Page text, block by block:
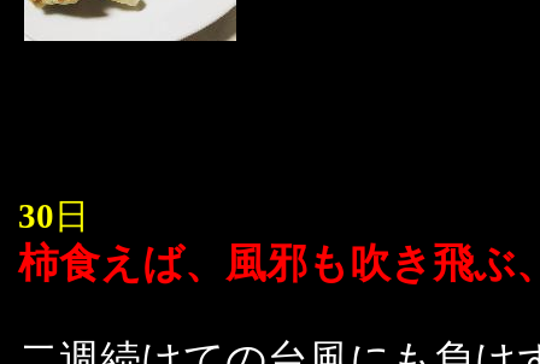
30 日
柿食えば、風邪も吹き飛ぶ